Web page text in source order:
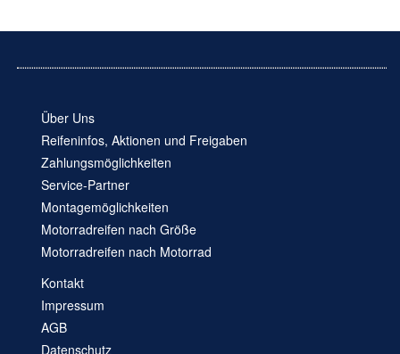
Über Uns
Reifeninfos, Aktionen und Freigaben
Zahlungsmöglichkeiten
Service-Partner
Montagemöglichkeiten
Motorradreifen nach Größe
Motorradreifen nach Motorrad
Kontakt
Impressum
AGB
Datenschutz